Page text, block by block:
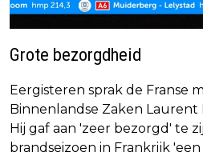
Grote bezorgdheid
Eergisteren sprak de Franse
Binnenlandse Zaken
Hij gaf aan 'zeer bezorgd' te
brandseizoen in Frankrijk